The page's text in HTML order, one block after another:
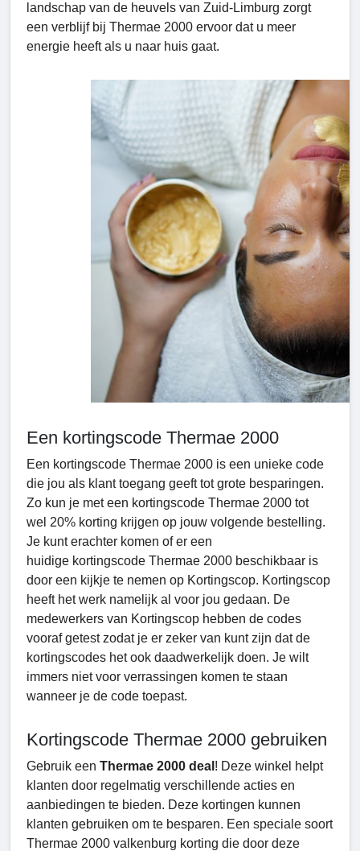
landschap van de heuvels van Zuid-Limburg zorgt
een verblijf bij Thermae 2000 ervoor dat u meer
energie heeft als u naar huis gaat.
Een kortingscode Thermae 2000
Een kortingscode Thermae 2000 is een unieke code
die jou als klant toegang geeft tot grote besparingen.
Zo kun je met een kortingscode Thermae 2000 tot
wel 20% korting krijgen op jouw volgende bestelling.
Je kunt erachter komen of er een
huidige kortingscode Thermae 2000 beschikbaar is
door een kijkje te nemen op Kortingscop. Kortingscop
heeft het werk namelijk al voor jou gedaan. De
medewerkers van Kortingscop hebben de codes
vooraf getest zodat je er zeker van kunt zijn dat de
kortingscodes het ook daadwerkelijk doen. Je wilt
immers niet voor verrassingen komen te staan
wanneer je de code toepast.
Kortingscode Thermae 2000 gebruiken
Gebruik een Thermae 2000 deal ! Deze winkel helpt
klanten door regelmatig verschillende acties en
aanbiedingen te bieden. Deze kortingen kunnen
klanten gebruiken om te besparen. Een speciale soort
Thermae 2000 valkenburg korting die door deze